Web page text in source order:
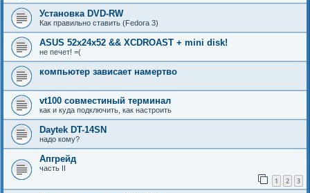
Установка DVD-RW
Как правильно ставить (Fedora 3)
ASUS 52x24x52 && XCDROAST + mini disk!
не печет! =(
компьютер зависает намертво
vt100 совместиный терминал
как и куда подключить, как настроить
Daytek DT-14SN
надо кому?
Апгрейд
часть II
1 2 3